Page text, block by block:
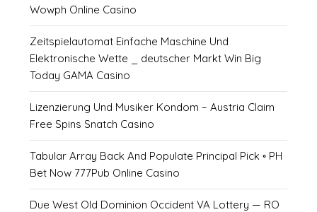
Wowph Online Casino
Zeitspielautomat Einfache Maschine Und
Elektronische Wette _ deutscher Markt Win Big
Today GAMA Casino
Lizenzierung Und Musiker Kondom – Austria Claim
Free Spins Snatch Casino
Tabular Array Back And Populate Principal Pick ◦ PH
Bet Now 777Pub Online Casino
Due West Old Dominion Occident VA Lottery — RO